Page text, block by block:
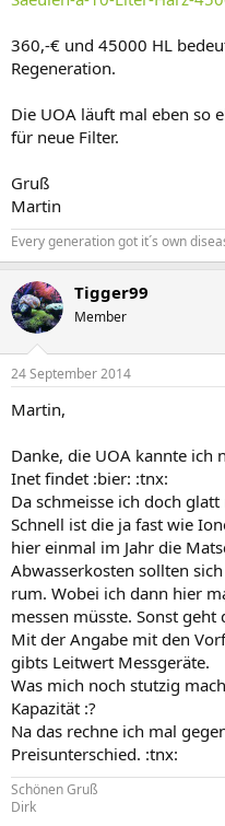
360,-€ und 45000 HL
Regeneration.
Die UOA läuft mal eben so
für neue Filter.
Gruß
Martin
Every generation got it´s own
Tigger99
Member
24 September 2014
Martin,
Danke, die UOA kannte ich
Inet findet :bier: :tnx:
Da schmeisse ich doch
Schnell ist die ja fast wie
hier einmal im Jahr die
Abwasserkosten sollten
rum. Wobei ich dann hier
messen müsste. Sonst
Mit der Angabe mit den
gibts Leitwert Messgeräte.
Was mich noch stutzig
Kapazität :?
Na das rechne ich mal
Preisunterschied. :tnx:
Schönen Gruß
Dirk